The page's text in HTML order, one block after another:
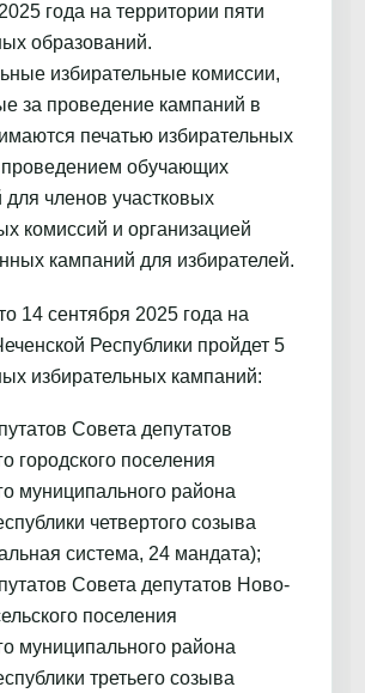
года на территории пяти
образований.
избирательные комиссии,
за проведение кампаний в
печатью избирательных
обучающих
членов участковых
комиссий и организацией
кампаний для избирателей.
14 сентября 2025 года на
Республики пройдет 5
избирательных кампаний:
Совета депутатов
городского поселения
муниципального района
четвертого созыва
система, 24 мандата);
Совета депутатов Ново-
поселения
муниципального района
третьего созыва